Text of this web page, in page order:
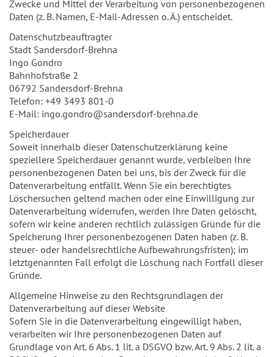
Zwecke und Mittel der Verarbeitung von personenbezogenen
Daten (z. B. Namen, E-Mail-Adressen o. Ä.) entscheidet.
Datenschutzbeauftragter
Stadt Sandersdorf-Brehna
Ingo Gondro
Bahnhofstraße 2
06792 Sandersdorf-Brehna
Telefon: +49 3493 801-0
E-Mail: ingo.gondro@sandersdorf-brehna.de
Speicherdauer
Soweit innerhalb dieser Datenschutzerklärung keine
speziellere Speicherdauer genannt wurde, verbleiben Ihre
personenbezogenen Daten bei uns, bis der Zweck für die
Datenverarbeitung entfällt. Wenn Sie ein berechtigtes
Löschersuchen geltend machen oder eine Einwilligung zur
Datenverarbeitung widerrufen, werden Ihre Daten gelöscht,
sofern wir keine anderen rechtlich zulässigen Gründe für die
Speicherung Ihrer personenbezogenen Daten haben (z. B.
steuer- oder handelsrechtliche Aufbewahrungsfristen); im
letztgenannten Fall erfolgt die Löschung nach Fortfall dieser
Gründe.
Allgemeine Hinweise zu den Rechtsgrundlagen der
Datenverarbeitung auf dieser Website
Sofern Sie in die Datenverarbeitung eingewilligt haben,
verarbeiten wir Ihre personenbezogenen Daten auf
Grundlage von Art. 6 Abs. 1 lit. a DSGVO bzw. Art. 9 Abs. 2 lit. a